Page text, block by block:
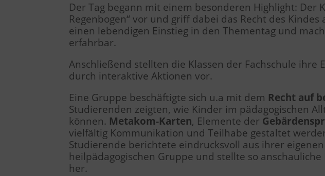
Der Tag begann mit einem besonderen Highlight: Der
Regenbogen“ vor und griff dabei das Recht des
einen lebendigen Einstieg in den Thementag und
erfahrbar.
Anschließend stellten die Klassen der Fachschule
durch interaktive Aktionen vor.
Eine Gruppe beschäftigte sich u.a mit dem Recht auf
Studierenden zeigten, wie Kinder im pädagogischen
können. Metakom-Karten, Elemente der
vielfältig Kommunikation und Teilhabe gestaltet
Studierende berichtete eindrucksvoll aus ihrer
heilpädagogischen Gruppe und stellte so
her.